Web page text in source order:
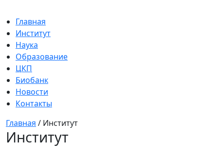
Главная
Институт
Наука
Образование
ЦКП
Биобанк
Новости
Контакты
Главная / Институт
Институт